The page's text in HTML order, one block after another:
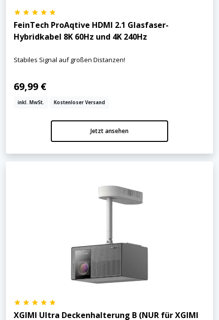
FeinTech ProAqtive HDMI 2.1 Glasfaser-
Hybridkabel 8K 60Hz und 4K 240Hz
Stabiles Signal auf großen Distanzen!
69,99 €
inkl. MwSt. Kostenloser Versand
Jetzt ansehen
XGIMI Ultra Deckenhalterung B (NUR für XGIMI